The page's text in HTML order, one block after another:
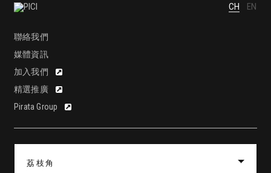
CH EN
聯絡我們
媒體資訊
加入我們
精選推廣
Pirata Group
荔枝角